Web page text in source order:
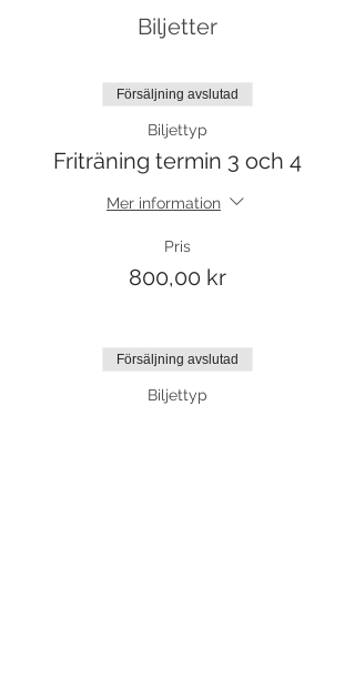
Biljetter
Försäljning avslutad
Biljettyp
Friträning termin 3 och 4
Mer information
Pris
800,00 kr
Försäljning avslutad
Biljettyp